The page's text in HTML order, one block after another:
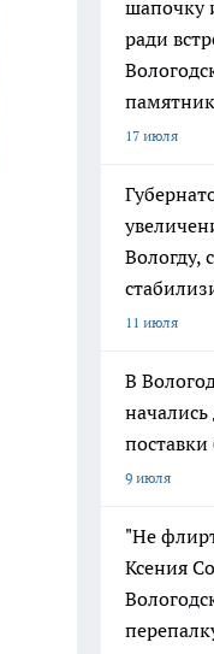
шапочку
ради
17 июля
Вологду,
11 июля
В
9 июля
"Не
Ксения